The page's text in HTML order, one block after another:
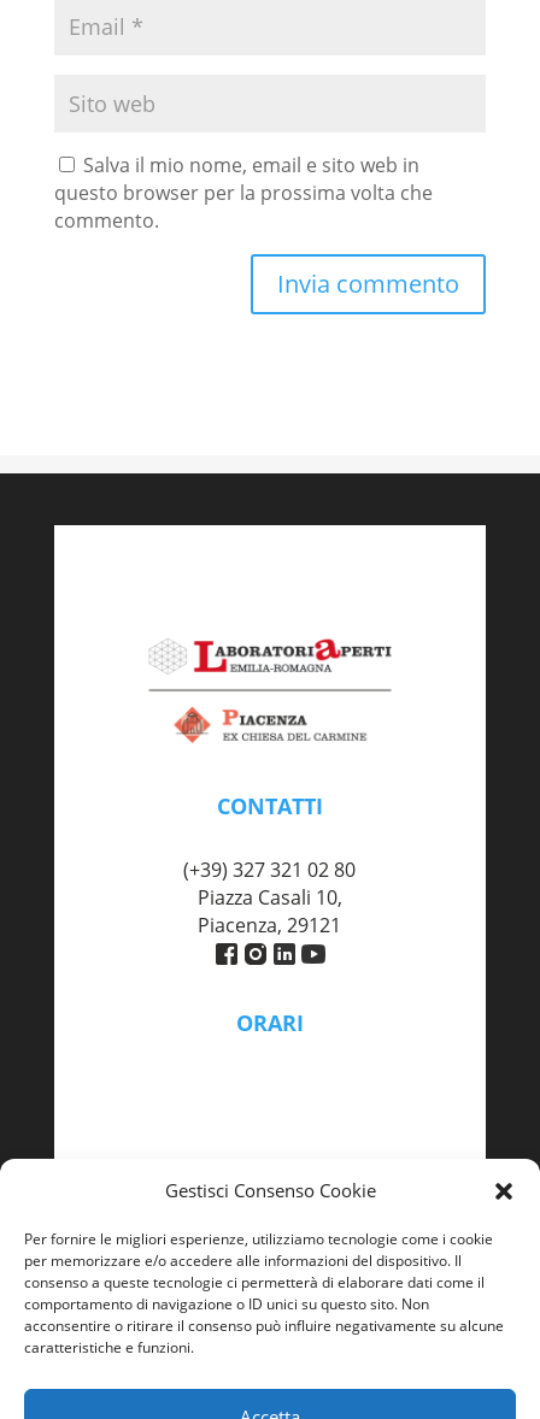
Gestisci Consenso Cookie
Per fornire le migliori esperienze, utilizziamo tecnologie come i cookie
per memorizzare e/o accedere alle informazioni del dispositivo. Il
consenso a queste tecnologie ci permetterà di elaborare dati come il
comportamento di navigazione o ID unici su questo sito. Non
acconsentire o ritirare il consenso può influire negativamente su alcune
caratteristiche e funzioni.
Salva il mio nome, email e sito web in
questo browser per la prossima volta che
commento.
CONTATTI
(+39) 327 321 02 80
Piazza Casali 10,
Piacenza, 29121
ORARI